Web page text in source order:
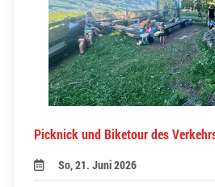
Picknick und Biketour des
So, 21. Juni 2026